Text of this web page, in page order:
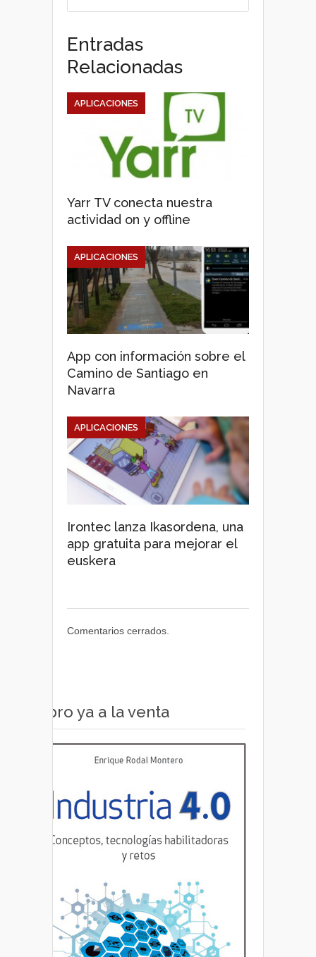
Entradas
Relacionadas
Yarr TV conecta nuestra
actividad on y offline
APLICACIONES
App con información sobre el
Camino de Santiago en
Navarra
APLICACIONES
Irontec lanza Ikasordena, una
app gratuita para mejorar el
euskera
APLICACIONES
Comentarios cerrados.
Libro ya a la venta